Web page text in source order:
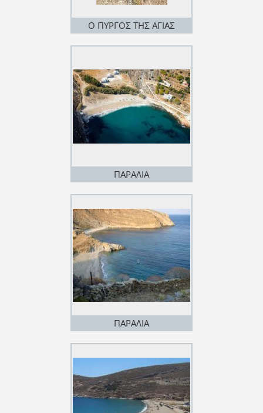
Ο ΠΥΡΓΟΣ ΤΗΣ ΑΓΙΑΣ
ΠΑΡΑΛΙΑ
ΠΑΡΑΛΙΑ